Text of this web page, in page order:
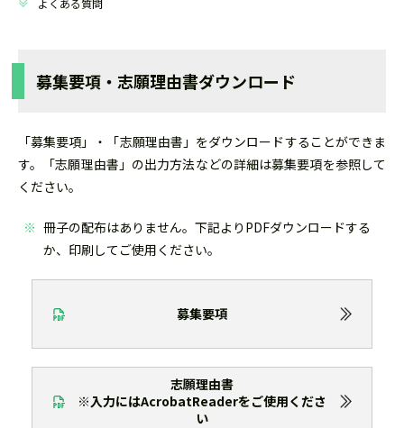
募集要項・志願理由書ダウンロード
「募集要項」・「志願理由書」をダウンロードすることができま
す。「志願理由書」の出力方法などの詳細は募集要項を参照して
ください。
冊子の配布はありません。下記よりPDFダウンロードする
か、印刷してご使用ください。
募集要項
志願理由書
※入力にはAcrobatReaderをご使用くださ
い